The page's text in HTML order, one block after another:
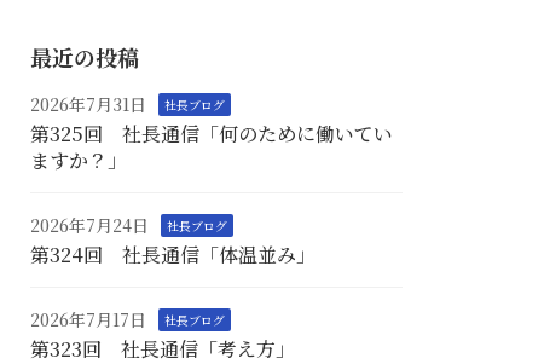
最近の投稿
2026年7月31日 社長ブログ
第325回 社長通信「何のために働いてい
ますか？」
2026年7月24日 社長ブログ
第324回 社長通信「体温並み」
2026年7月17日 社長ブログ
第323回 社長通信「考え方」